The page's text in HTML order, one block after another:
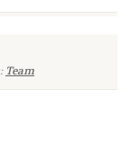
Team